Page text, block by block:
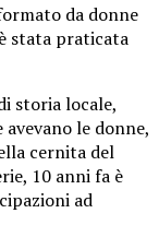
da donne
stata praticata
storia locale,
le donne,
cernita del
10 anni fa è
ad